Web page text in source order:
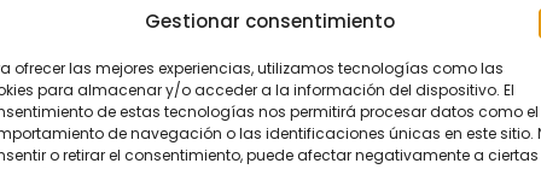
Gestionar consentimiento
ofrecer las mejores experiencias, utilizamos tecnologías como las
para almacenar y/o acceder a la información del dispositivo. El
de estas tecnologías nos permitirá procesar datos como el
de navegación o las identificaciones únicas en este sitio.
o retirar el consentimiento, puede afectar negativamente a ciertas
sin batería. Tienen un peso promedio de 3,2kg
la necesidad de una toma corriente. Este tipo de
de manera automática y un freno de funcionamiento
cuentan con un dispositivo que protege de la